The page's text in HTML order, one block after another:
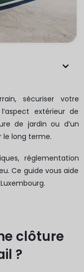
sécuriser votre
extérieur de
de jardin ou d’un
le long terme.
réglementation
Ce guide vous aide
clôture
?